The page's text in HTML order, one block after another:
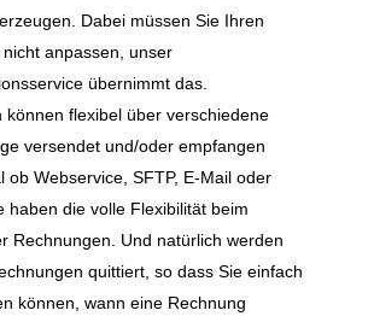
Dabei müssen Sie Ihren
anpassen, unser
übernimmt das.
können flexibel über verschiedene
versendet und/oder empfangen
ob Webservice, SFTP, E-Mail oder
haben die volle Flexibilität beim
Rechnungen. Und natürlich werden
quittiert, so dass Sie einfach
können, wann eine Rechnung